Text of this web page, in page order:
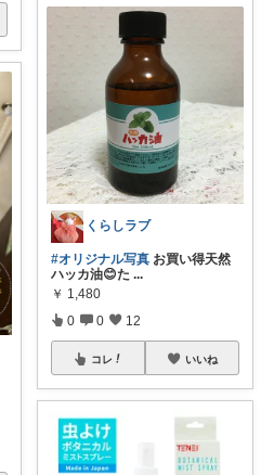
くらしラブ
#オリジナル写真 お買い得天然
ハッカ油😊た ...
￥ 1,480
0 0 12
コレ いいね